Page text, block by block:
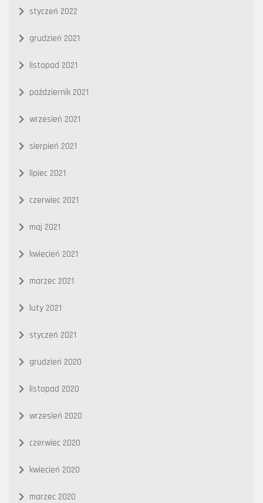
styczeń 2022
grudzień 2021
listopad 2021
październik 2021
wrzesień 2021
sierpień 2021
lipiec 2021
czerwiec 2021
maj 2021
kwiecień 2021
marzec 2021
luty 2021
styczeń 2021
grudzień 2020
listopad 2020
wrzesień 2020
czerwiec 2020
kwiecień 2020
marzec 2020